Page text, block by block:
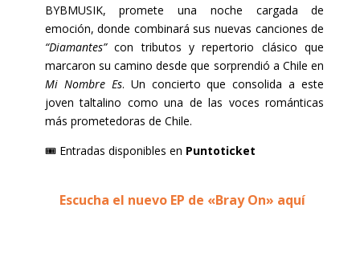
BYBMUSIK, promete una noche cargada de
emoción, donde combinará sus nuevas canciones de
“Diamantes”con tributos y repertorio clásico que
marcaron su camino desde que sorprendió a Chile en
Mi Nombre Es. Un concierto que consolida a este
joven taltalino como una de las voces románticas
más prometedoras de Chile.
🎟 Entradas disponibles en Puntoticket
Escucha el nuevo EP de «Bray On» aquí